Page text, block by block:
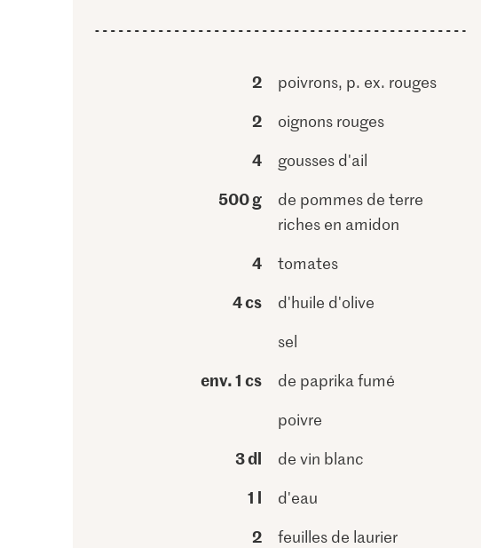
2 poivrons, p. ex. rouges
2 oignons rouges
4 gousses d'ail
500 g
de pommes de terre
riches en amidon
4 tomates
4 cs
d'huile d'olive
sel
env. 1 cs
de paprika fumé
poivre
3 dl de vin blanc
1 l d'eau
2 feuilles de laurier